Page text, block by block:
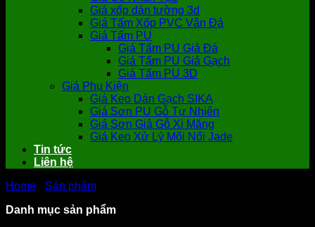
Giá xốp dán tường 3d
Giá Tấm Xốp PVC Vân Đá
Giá Tấm PU
Giá Tấm PU Giả Đá
Giá Tấm PU Giả Gạch
Giá Tấm PU 3D
Giá Phụ Kiện
Giá Keo Dán Gạch SIKA
Giá Sơn PU Gỗ Tự Nhiên
Giá Sơn Giả Gỗ Xi Măng
Giá Keo Xử Lý Mối Nối Jade
Tin tức
Liên hệ
Home
Sản phẩm
Danh mục sản phẩm